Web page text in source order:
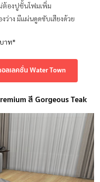
ต้องปูชั้นโฟมเพิ่ม
ว่าง มีแผ่นดูดซับเสียงด้วย
าท*
อลเลคชั่น Water Town
สี Gorgeous Teak